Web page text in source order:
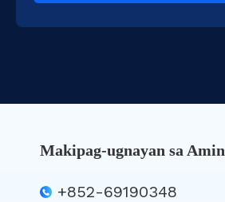
Makipag-ugnayan sa Amin
+852-69190348